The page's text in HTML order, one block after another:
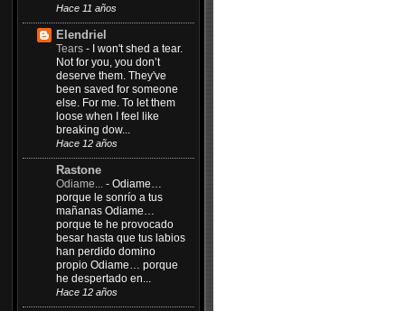
Hace 11 años
Elendriel
Tears - I won't shed a tear.
Not for you, you don’t
deserve them. They've
been saved for someone
else. For me. To let them
loose when I feel like
breaking dow...
Hace 12 años
Rastone
Odiame... - Odiame…
porque le sonrío a tus
mañanas Odiame…
porque te he provocado
besar hasta que tus labios
han perdido domino
propio Odiame… porque
he despertado en...
Hace 12 años